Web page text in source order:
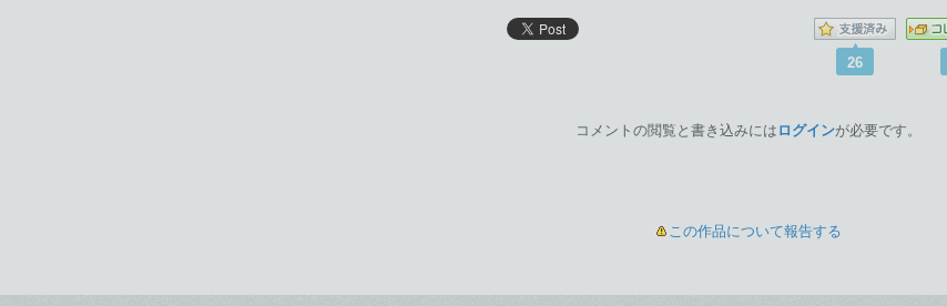
26
コメントの閲覧と書き込みには ログインが必要です。
この作品について報告する